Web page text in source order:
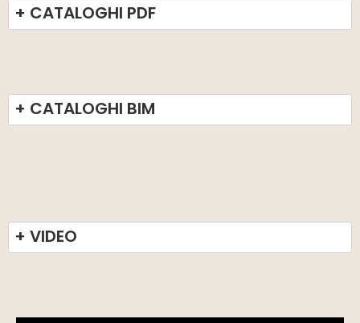
+ CATALOGHI PDF
+ CATALOGHI BIM
+ VIDEO